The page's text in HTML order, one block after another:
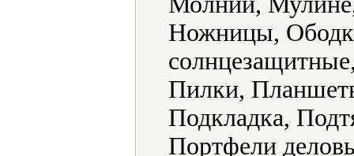
Ножницы,
Пилки,
Подкладка,
Портфели